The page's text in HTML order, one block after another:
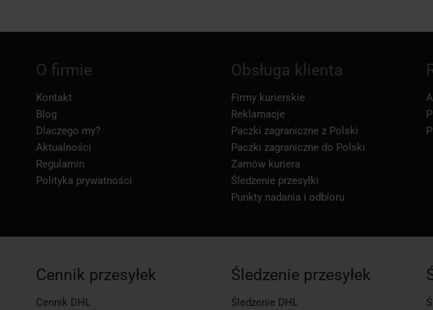
O firmie
Kontakt
Blog
Dlaczego my?
Aktualności
Regulamin
Polityka prywatności
Obsługa klienta
Firmy kurierskie
Reklamacje
Paczki zagraniczne z Polski
Paczki zagraniczne do Polski
Zamów kuriera
Śledzenie przesyłki
Punkty nadania i odbioru
Cennik przesyłek
Cennik DHL
Śledzenie przesyłek
Śledzenie DHL